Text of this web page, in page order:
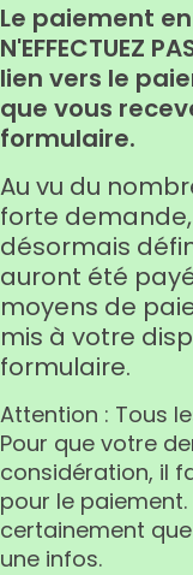
Le paiement
N'EFFECTUEZ
lien vers le
que vous
formulaire.
Au vu du
forte
désormais
auront été
moyens de
mis à votre
formulaire.
Attention : Tous
Pour que votre
considération, il
pour le
certainement
une infos.